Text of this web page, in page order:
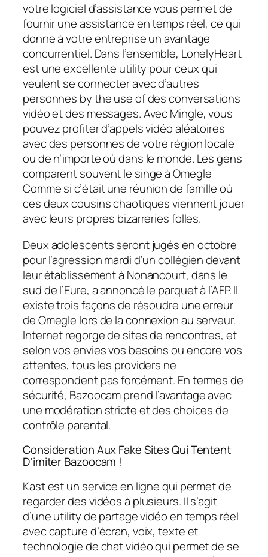
votre logiciel d’assistance vous permet de
fournir une assistance en temps réel, ce qui
donne à votre entreprise un avantage
concurrentiel. Dans l’ensemble, LonelyHeart
est une excellente utility pour ceux qui
veulent se connecter avec d’autres
personnes by the use of des conversations
vidéo et des messages. Avec Mingle, vous
pouvez profiter d’appels vidéo aléatoires
avec des personnes de votre région locale
ou de n’importe où dans le monde. Les gens
comparent souvent le singe à Omegle
Comme si c’était une réunion de famille où
ces deux cousins ​​chaotiques viennent jouer
avec leurs propres bizarreries folles.
Deux adolescents seront jugés en octobre
pour l’agression mardi d’un collégien devant
leur établissement à Nonancourt, dans le
sud de l’Eure, a annoncé le parquet à l’AFP. Il
existe trois façons de résoudre une erreur
de Omegle lors de la connexion au serveur.
Internet regorge de sites de rencontres, et
selon vos envies vos besoins ou encore vos
attentes, tous les providers ne
correspondent pas forcément. En termes de
sécurité, Bazoocam prend l’avantage avec
une modération stricte et des choices de
contrôle parental.
Consideration Aux Fake Sites Qui Tentent
D’imiter Bazoocam !
Kast est un service en ligne qui permet de
regarder des vidéos à plusieurs. Il s’agit
d’une utility de partage vidéo en temps réel
avec capture d’écran, voix, texte et
technologie de chat vidéo qui permet de se